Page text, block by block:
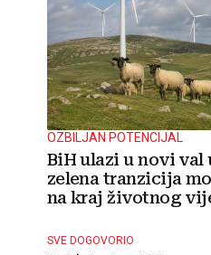
OZBILJAN POTENCIJAL
BiH ulazi u novi val
zelena tranzicija
na kraj životnog
SVE DOGOVORIO